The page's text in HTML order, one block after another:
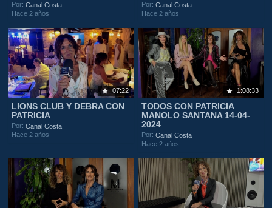
Por:Canal Costa
Hace 2 años
Por:Canal Costa
Hace 2 años
07:22
LIONS CLUB Y DEBRA CON
PATRICIA
Por:Canal Costa
Hace 2 años
1:08:33
TODOS CON PATRICIA
MANOLO SANTANA 14-04-
2024
Por:Canal Costa
Hace 2 años